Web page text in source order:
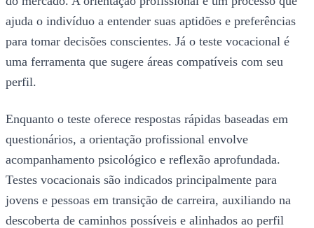
ajuda o indivíduo a entender suas aptidões e preferências
para tomar decisões conscientes. Já o teste vocacional é
uma ferramenta que sugere áreas compatíveis com seu
perfil.
Enquanto o teste oferece respostas rápidas baseadas em
questionários, a orientação profissional envolve
acompanhamento psicológico e reflexão aprofundada.
Testes vocacionais são indicados principalmente para
jovens e pessoas em transição de carreira, auxiliando na
descoberta de caminhos possíveis e alinhados ao perfil